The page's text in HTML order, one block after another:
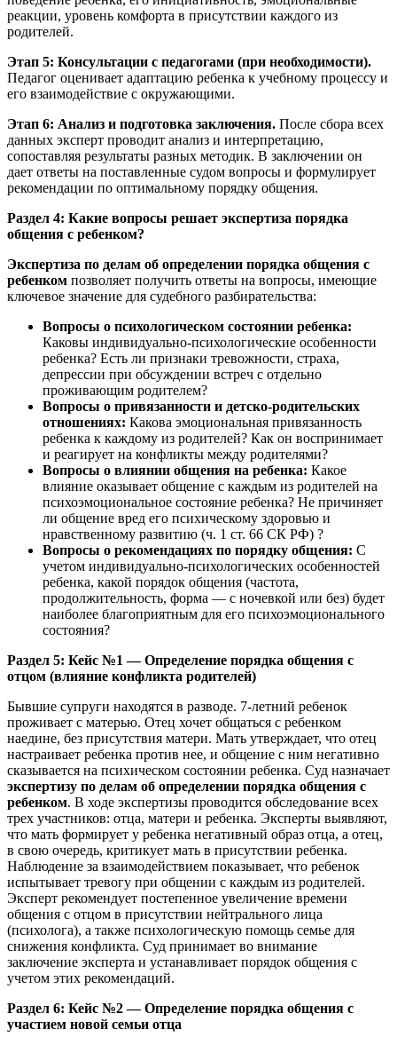
реакции, уровень комфорта в присутствии каждого из
родителей.
Этап 5: Консультации с педагогами (при необходимости).
Педагог оценивает адаптацию ребенка к учебному процессу и
его взаимодействие с окружающими.
Этап 6: Анализ и подготовка заключения. После сбора всех
данных эксперт проводит анализ и интерпретацию,
сопоставляя результаты разных методик. В заключении он
дает ответы на поставленные судом вопросы и формулирует
рекомендации по оптимальному порядку общения.
Раздел 4: Какие вопросы решает экспертиза порядка
общения с ребенком?
Экспертиза по делам об определении порядка общения с
ребенком позволяет получить ответы на вопросы, имеющие
ключевое значение для судебного разбирательства:
Вопросы о психологическом состоянии ребенка:
Каковы индивидуально-психологические особенности
ребенка? Есть ли признаки тревожности, страха,
депрессии при обсуждении встреч с отдельно
проживающим родителем?
Вопросы о привязанности и детско-родительских
отношениях: Какова эмоциональная привязанность
ребенка к каждому из родителей? Как он воспринимает
и реагирует на конфликты между родителями?
Вопросы о влиянии общения на ребенка: Какое
влияние оказывает общение с каждым из родителей на
психоэмоциональное состояние ребенка? Не причиняет
ли общение вред его психическому здоровью и
нравственному развитию (ч. 1 ст. 66 СК РФ) ?
Вопросы о рекомендациях по порядку общения: С
учетом индивидуально-психологических особенностей
ребенка, какой порядок общения (частота,
продолжительность, форма — с ночевкой или без) будет
наиболее благоприятным для его психоэмоционального
состояния?
Раздел 5: Кейс №1 — Определение порядка общения с
отцом (влияние конфликта родителей)
Бывшие супруги находятся в разводе. 7-летний ребенок
проживает с матерью. Отец хочет общаться с ребенком
наедине, без присутствия матери. Мать утверждает, что отец
настраивает ребенка против нее, и общение с ним негативно
сказывается на психическом состоянии ребенка. Суд назначает
экспертизу по делам об определении порядка общения с
ребенком. В ходе экспертизы проводится обследование всех
трех участников: отца, матери и ребенка. Эксперты выявляют,
что мать формирует у ребенка негативный образ отца, а отец,
в свою очередь, критикует мать в присутствии ребенка.
Наблюдение за взаимодействием показывает, что ребенок
испытывает тревогу при общении с каждым из родителей.
Эксперт рекомендует постепенное увеличение времени
общения с отцом в присутствии нейтрального лица
(психолога), а также психологическую помощь семье для
снижения конфликта. Суд принимает во внимание
заключение эксперта и устанавливает порядок общения с
учетом этих рекомендаций.
Раздел 6: Кейс №2 — Определение порядка общения с
участием новой семьи отца